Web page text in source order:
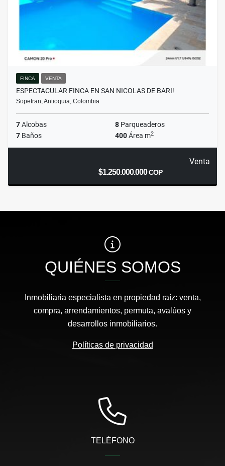
FINCA VENTA
ESPECTACULAR FINCA EN SAN NICOLAS DE BARI!
Sopetran, Antioquia, Colombia
7Alcobas 8 Parqueaderos
7 Baños 400Área m2
Venta
$1.250.000.000COP
QUIÉNES SOMOS
Inmobiliaria especialista en propiedad raíz: venta,
compra, arrendamientos, permuta, avalúos y
desarrollos inmobiliarios.
Políticas de privacidad
TELÉFONO